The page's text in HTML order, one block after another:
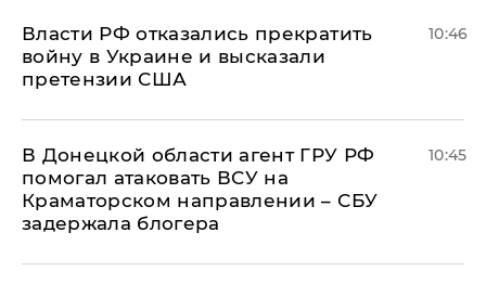
Власти РФ отказались прекратить
войну в Украине и высказали
претензии США
10:46
В Донецкой области агент ГРУ РФ
помогал атаковать ВСУ на
Краматорском направлении – СБУ
задержала блогера
10:45